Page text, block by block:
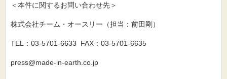
＜本件に関するお問い合わせ先＞
株式会社チーム・オースリー（担当：前田剛）
TEL：03-5701-6633 FAX：03-5701-6635
press@made-in-earth.co.jp